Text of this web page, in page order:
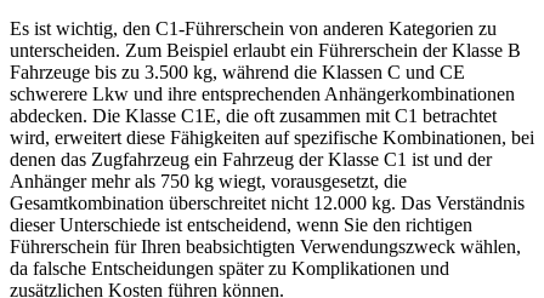
Es ist wichtig, den C1-Führerschein von anderen Kategorien zu
unterscheiden. Zum Beispiel erlaubt ein Führerschein der Klasse B
Fahrzeuge bis zu 3.500 kg, während die Klassen C und CE
schwerere Lkw und ihre entsprechenden Anhängerkombinationen
abdecken. Die Klasse C1E, die oft zusammen mit C1 betrachtet
wird, erweitert diese Fähigkeiten auf spezifische Kombinationen, bei
denen das Zugfahrzeug ein Fahrzeug der Klasse C1 ist und der
Anhänger mehr als 750 kg wiegt, vorausgesetzt, die
Gesamtkombination überschreitet nicht 12.000 kg. Das Verständnis
dieser Unterschiede ist entscheidend, wenn Sie den richtigen
Führerschein für Ihren beabsichtigten Verwendungszweck wählen,
da falsche Entscheidungen später zu Komplikationen und
zusätzlichen Kosten führen können.